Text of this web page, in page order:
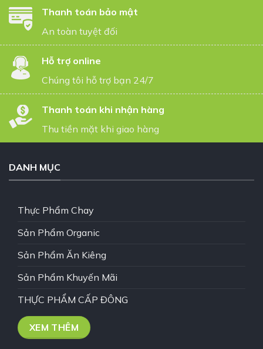
Thanh toán bảo mật
An toàn tuyệt đối
Hỗ trợ online
Chúng tôi hỗ trợ bạn 24/7
Thanh toán khi nhận hàng
Thu tiền mặt khi giao hàng
DANH MỤC
Thực Phẩm Chay
Sản Phẩm Organic
Sản Phẩm Ăn Kiêng
Sản Phẩm Khuyến Mãi
THỰC PHẨM CẤP ĐÔNG
XEM THÊM